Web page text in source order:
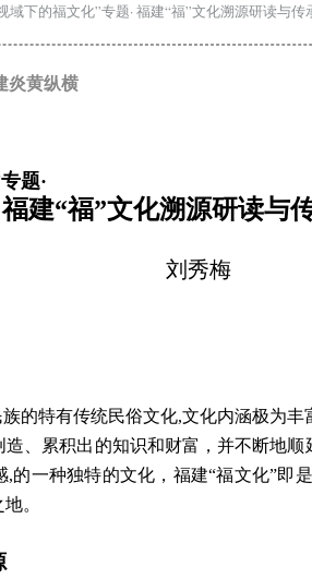
域下的福文化”专题· 福建“福”文化溯源研读与传
炎黄纵横
专题·
福建“福”文化溯源研读与
刘秀梅
的特有传统民俗文化,文化内涵极为
、累积出的知识和财富，并不断地顺
的一种独特的文化，福建“福文化”即
。